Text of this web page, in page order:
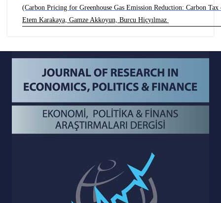
(Carbon Pricing for Greenhouse Gas Emission Reduction: Carbon
Etem Karakaya, Gamze Akkoyun, Burcu Hiçyılmaz